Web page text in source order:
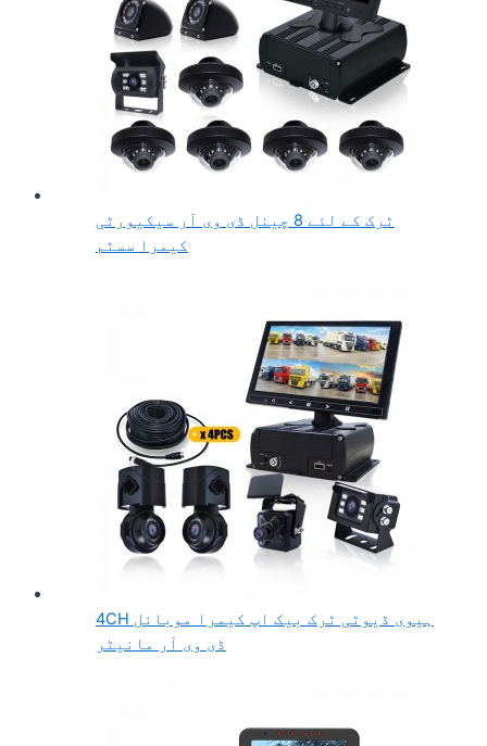
ٹرک کے لئے 8 چینل ڈی وی آر سیکیورٹی
کیمرا سسٹم
4CH ہیوی ڈیوٹی ٹرک بیک اپ کیمرا موبائل
ڈی وی آر مانیٹر